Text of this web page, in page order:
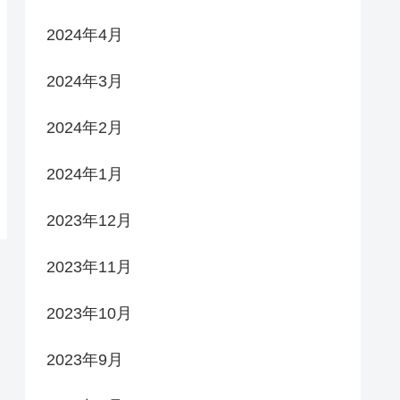
2024年4月
2024年3月
2024年2月
2024年1月
2023年12月
2023年11月
2023年10月
2023年9月